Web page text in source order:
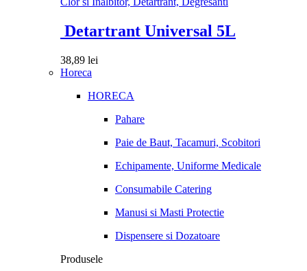
Detartrant Universal 5L
38,89 lei
Horeca
HORECA
Pahare
Paie de Baut, Tacamuri, Scobitori
Echipamente, Uniforme Medicale
Consumabile Catering
Manusi si Masti Protectie
Dispensere si Dozatoare
Produsele